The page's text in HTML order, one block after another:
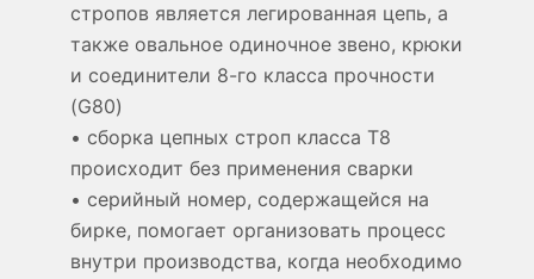
стропов является легированная цепь, а
также овальное одиночное звено, крюки
и соединители 8-го класса прочности
(G80)
• сборка цепных строп класса Т8
происходит без применения сварки
• серийный номер, содержащейся на
бирке, помогает организовать процесс
внутри производства, когда необходимо